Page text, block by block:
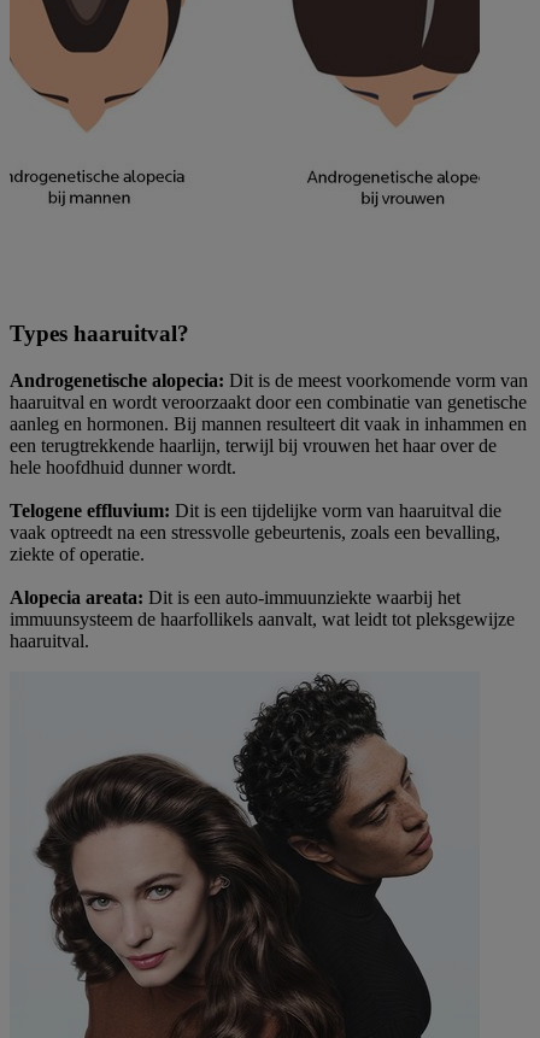
Types haaruitval? ​
Androgenetische alopecia: Dit is de meest voorkomende vorm van
haaruitval en wordt veroorzaakt door een combinatie van genetische
aanleg en hormonen. Bij mannen resulteert dit vaak in inhammen en
een terugtrekkende haarlijn, terwijl bij vrouwen het haar over de
hele hoofdhuid dunner wordt.​
Telogene effluvium: Dit is een tijdelijke vorm van haaruitval die
vaak optreedt na een stressvolle gebeurtenis, zoals een bevalling,
ziekte of operatie.​
Alopecia areata: Dit is een auto-immuunziekte waarbij het
immuunsysteem de haarfollikels aanvalt, wat leidt tot pleksgewijze
haaruitval.